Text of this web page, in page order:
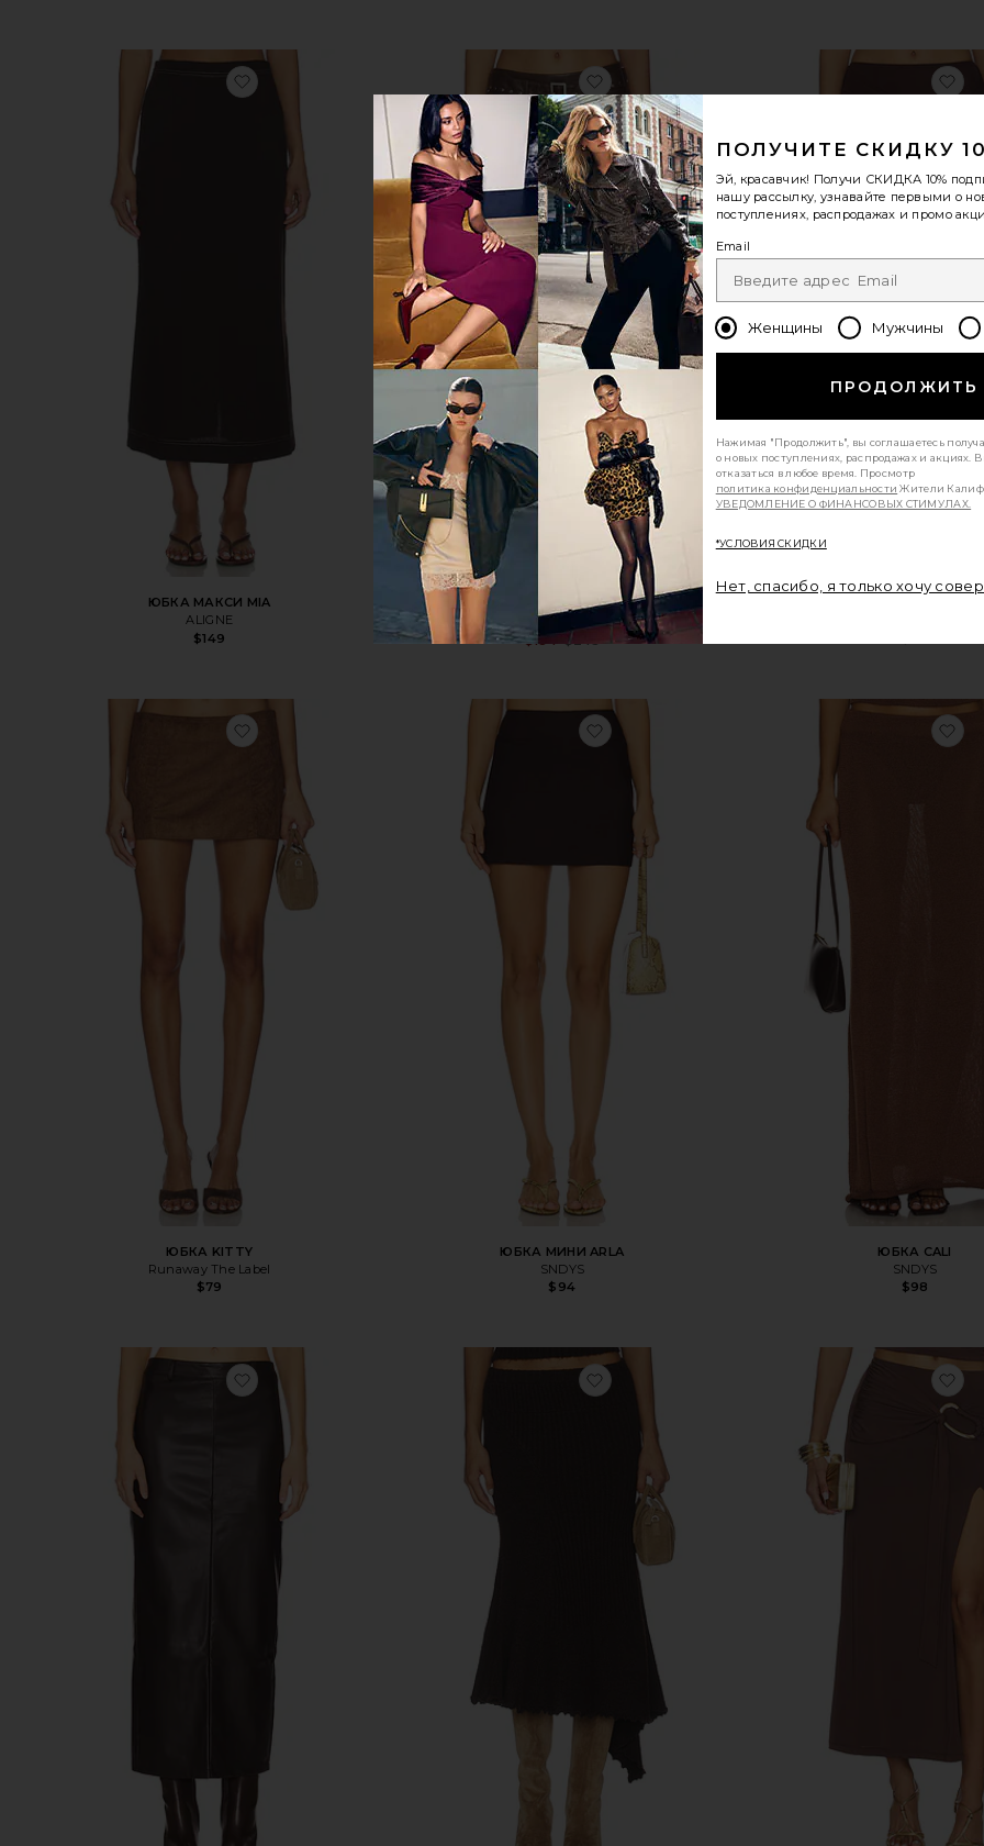
ЮБКА МАКСИ MIA
ALIGNE
$149
избранноеЮБКА МАКСИ MIA
ЮБКА HARLEN FAUX LEATHER STUDDED
LAMARQUE
$184
$245
избранноеЮБКА HARLEN FAUX LEATHER
ЮБКА KITTY
Runaway The Label
$79
избранноеЮБКА KITTY
ЮБКА МИНИ ARLA
SNDYS
$94
избранноеЮБКА МИНИ ARLA
ЮБКА CALI
SNDYS
$98
избранноеЮБКА KAYLA избранноеЮБКА FIA
ПОЛУЧИТЕ СКИДКУ
Эй, красавчик! Получи СКИДКА 10%
нашу рассылку, узнавайте первыми о
поступлениях, распродажах и промо
Email
Женщины Мужчины
ПРОДОЛЖИТЬ
Нажимая "Продолжить", вы соглашаетесь
о новых поступлениях, распродажах и акциях.
отказаться в любое время. Просмотр
политика конфиденциальности Жители
УВЕДОМЛЕНИЕ О ФИНАНСОВЫХ СТИМУЛАХ.
*УСЛОВИЯ СКИДКИ
Нет, спасибо, я только хочу